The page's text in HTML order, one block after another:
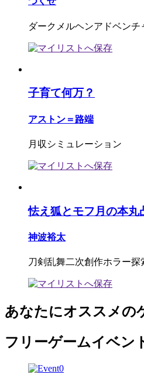
ダークメルヘンアドベンチ
子育て何万？
アストン＝路端
月収シミュレーション
怯え狐とモフ月の本丸
神波裕太
刀剣乱舞二次創作ホラー探
あなたにオススメの
フリーゲームイベン